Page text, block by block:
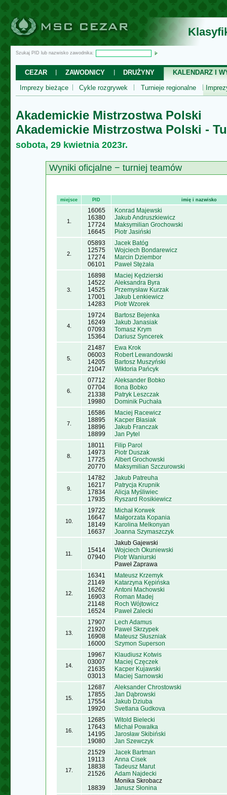
Szukaj PID lub nazwisko zawodnika:
CEZAR ZAWODNICY DRUŻYNY
KALENDARZ I
Imprezy bieżące
Cykle rozgrywek Turnieje regionalne
Akademickie Mistrzostwa Polski
Akademickie Mistrzostwa Polski -
sobota, 29 kwietnia 2023r.
Wyniki oficjalne − turniej teamów
miejsce PID imię i nazwisko
1.
16065
16380
17724
16645
Konrad Majewski
Jakub Andruszkiewicz
Maksymilian Grochowski
Piotr Jasiński
2.
05893
12575
17274
06101
Jacek Batóg
Wojciech Bondarewicz
Marcin Dziembor
Paweł Stężała
3.
16898
14522
14525
17001
14283
Maciej Kędzierski
Aleksandra Byra
Przemysław Kurzak
Jakub Lenkiewicz
Piotr Wzorek
4.
19724
16249
07093
15364
Bartosz Bejenka
Jakub Janasiak
Tomasz Krym
Dariusz Syncerek
5.
21487
06003
14205
21047
Ewa Krok
Robert Lewandowski
Bartosz Muszyński
Wiktoria Pańcyk
6.
07712
07704
21338
19980
Aleksander Bobko
Ilona Bobko
Patryk Leszczak
Dominik Puchała
7.
16586
18895
18896
18899
Maciej Racewicz
Kacper Błasiak
Jakub Franczak
Jan Pytel
8.
18011
14973
17725
20770
Filip Parol
Piotr Duszak
Albert Grochowski
Maksymilian Szczurowski
9.
14782
16217
17834
17935
Jakub Patreuha
Patrycja Krupnik
Alicja Myśliwiec
Ryszard Rosikiewicz
10.
19722
16647
18149
16637
Michał Korwek
Małgorzata Kopania
Karolina Melkonyan
Joanna Szymaszczyk
11.
15414
07940
Jakub Gajewski
Wojciech Okuniewski
Piotr Waniurski
Paweł Zaprawa
12.
16341
21149
16262
16903
21148
16524
Mateusz Krzemyk
Katarzyna Kępińska
Antoni Machowski
Roman Madej
Roch Wójtowicz
Paweł Zalecki
13.
17907
21920
16908
16000
Lech Adamus
Paweł Skrzypek
Mateusz Słuszniak
Szymon Superson
14.
19967
03007
21635
03013
Klaudiusz Kotwis
Maciej Częczek
Kacper Kujawski
Maciej Sarnowski
15.
12687
17855
17554
19920
Aleksander Chrostowski
Jan Dąbrowski
Jakub Dziuba
Svetlana Gudkova
16.
12685
17643
14195
19080
Witold Bielecki
Michał Powałka
Jarosław Skibiński
Jan Szewczyk
17.
21529
19113
18838
21526
18839
Jacek Bartman
Anna Cisek
Tadeusz Marut
Adam Najdecki
Monika Skrobacz
Janusz Słonina